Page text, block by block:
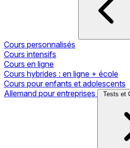
Cours personnalisés
Cours intensifs
Cours en ligne
Cours hybrides : en ligne + école
Cours pour enfants et adolescents
Allemand pour entreprises
Tests et